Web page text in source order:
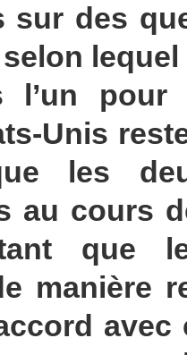
sur des
l’un
Unis
les
au cours
que
manière